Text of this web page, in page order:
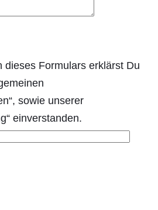
dieses Formulars erklärst Du
sowie unserer
einverstanden.